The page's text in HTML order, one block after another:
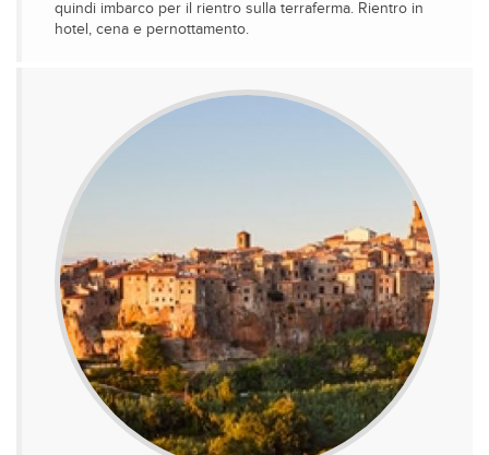
quindi imbarco per il rientro sulla terraferma. Rientro in
hotel, cena e pernottamento.